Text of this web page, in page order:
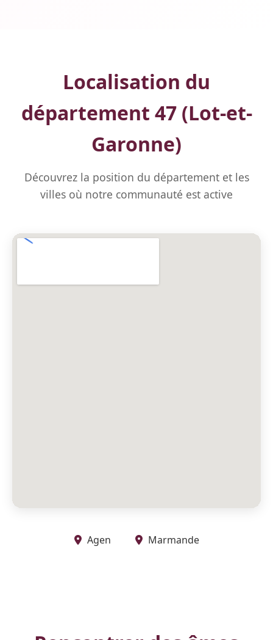
Localisation du
département 47 (Lot-et-
Garonne)
Découvrez la position du département et les
villes où notre communauté est active
Agen Marmande